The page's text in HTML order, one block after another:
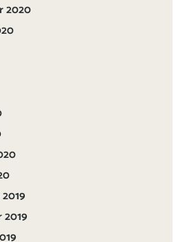
2020
2019
2019